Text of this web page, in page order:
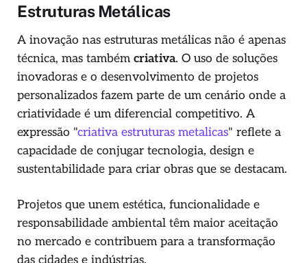
Estruturas Metálicas
A inovação nas estruturas metálicas não é apenas
técnica, mas também criativa. O uso de soluções
inovadoras e o desenvolvimento de projetos
personalizados fazem parte de um cenário onde a
criatividade é um diferencial competitivo. A
expressão "criativa estruturas metalicas" reflete a
capacidade de conjugar tecnologia, design e
sustentabilidade para criar obras que se destacam.
Projetos que unem estética, funcionalidade e
responsabilidade ambiental têm maior aceitação
no mercado e contribuem para a transformação
das cidades e indústrias.